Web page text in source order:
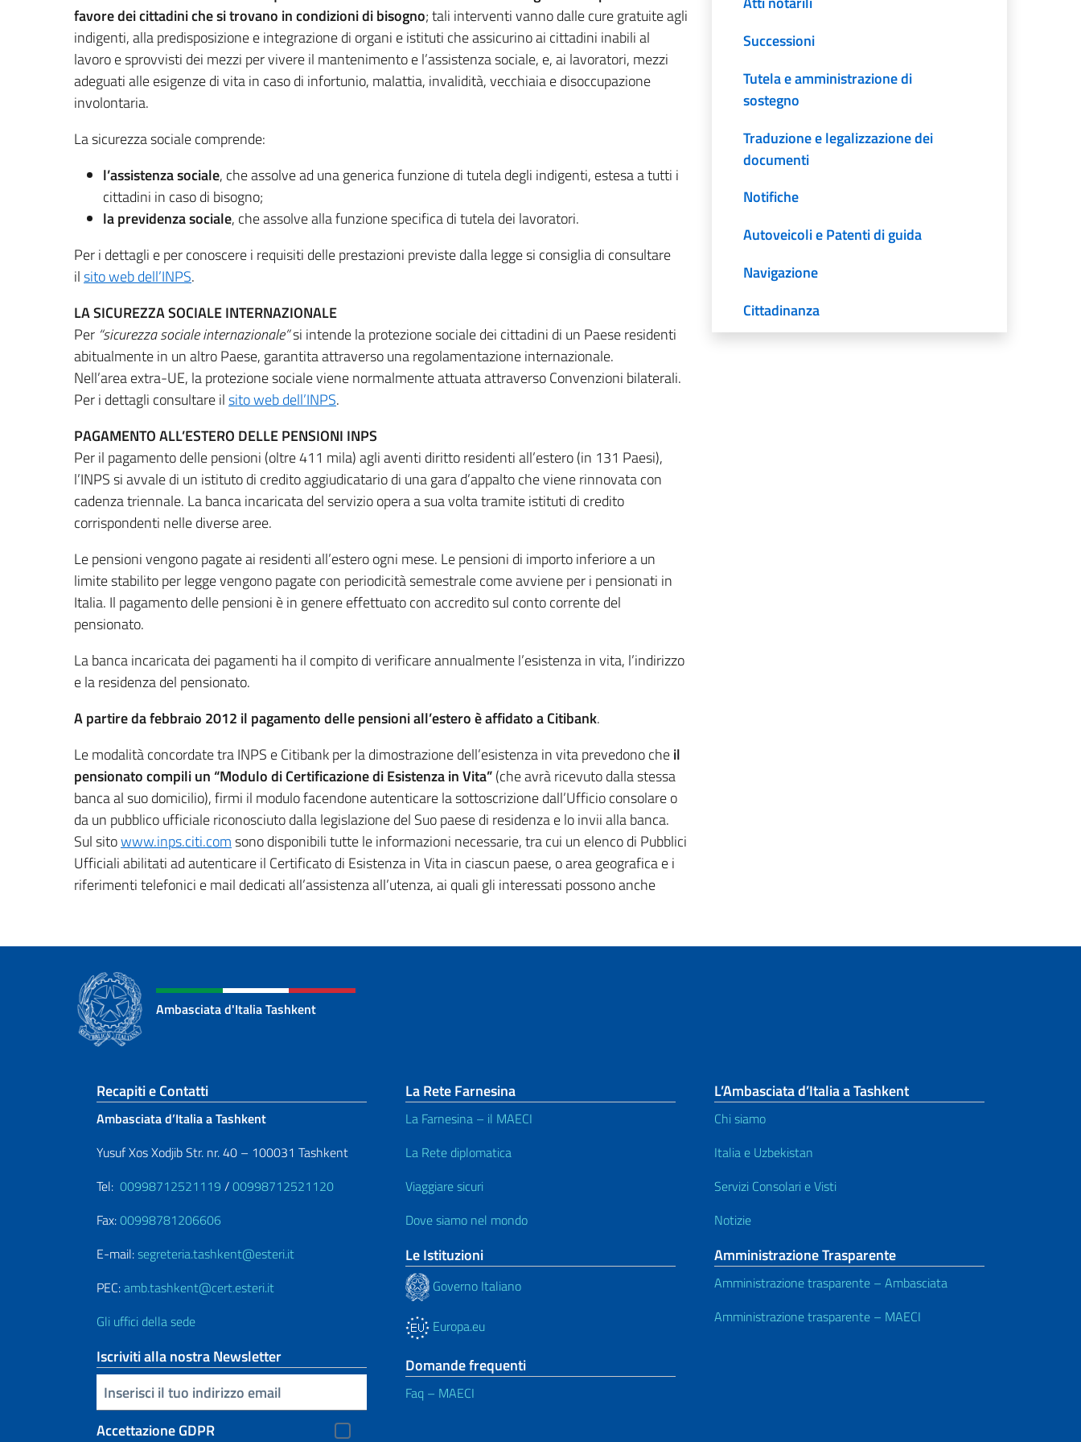
favore dei cittadini che si trovano in condizioni di bisogno; tali interventi vanno dalle cure gratuite agli
indigenti, alla predisposizione e integrazione di organi e istituti che assicurino ai cittadini inabili al
lavoro e sprovvisti dei mezzi per vivere il mantenimento e l’assistenza sociale, e, ai lavoratori, mezzi
adeguati alle esigenze di vita in caso di infortunio, malattia, invalidità, vecchiaia e disoccupazione
involontaria.
La sicurezza sociale comprende:
l’assistenza sociale, che assolve ad una generica funzione di tutela degli indigenti, estesa a tutti i
cittadini in caso di bisogno;
la previdenza sociale, che assolve alla funzione specifica di tutela dei lavoratori.
Per i dettagli e per conoscere i requisiti delle prestazioni previste dalla legge si consiglia di consultare
ilsito web dell’INPS.
LA SICUREZZA SOCIALE INTERNAZIONALE
Per “sicurezza sociale internazionale”si intende la protezione sociale dei cittadini di un Paese residenti
abitualmente in un altro Paese, garantita attraverso una regolamentazione internazionale.
Nell’area extra-UE, la protezione sociale viene normalmente attuata attraverso Convenzioni bilaterali.
Per i dettagli consultare ilsito web dell’INPS.
PAGAMENTO ALL’ESTERO DELLE PENSIONI INPS
Per il pagamento delle pensioni (oltre 411 mila) agli aventi diritto residenti all’estero (in 131 Paesi),
l’INPS si avvale di un istituto di credito aggiudicatario di una gara d’appalto che viene rinnovata con
cadenza triennale. La banca incaricata del servizio opera a sua volta tramite istituti di credito
corrispondenti nelle diverse aree.
Le pensioni vengono pagate ai residenti all’estero ogni mese. Le pensioni di importo inferiore a un
limite stabilito per legge vengono pagate con periodicità semestrale come avviene per i pensionati in
Italia. Il pagamento delle pensioni è in genere effettuato con accredito sul conto corrente del
pensionato.
La banca incaricata dei pagamenti ha il compito di verificare annualmente l’esistenza in vita, l’indirizzo
e la residenza del pensionato.
A partire da febbraio 2012 il pagamento delle pensioni all’estero è affidato a Citibank.
Le modalità concordate tra INPS e Citibank per la dimostrazione dell’esistenza in vita prevedono cheil
pensionato compili un “Modulo di Certificazione di Esistenza in Vita”(che avrà ricevuto dalla stessa
banca al suo domicilio), firmi il modulo facendone autenticare la sottoscrizione dall’Ufficio consolare o
da un pubblico ufficiale riconosciuto dalla legislazione del Suo paese di residenza e lo invii alla banca.
Sul sitowww.inps.citi.comsono disponibili tutte le informazioni necessarie, tra cui un elenco di Pubblici
Ufficiali abilitati ad autenticare il Certificato di Esistenza in Vita in ciascun paese, o area geografica e i
riferimenti telefonici e mail dedicati all’assistenza all’utenza, ai quali gli interessati possono anche
Successioni
Tutela e amministrazione di
sostegno
Traduzione e legalizzazione dei
documenti
Notifiche
Autoveicoli e Patenti di guida
Navigazione
Cittadinanza
Ambasciata d'Italia Tashkent
Sezione footer
Recapiti e Contatti
Ambasciata d’Italia a Tashkent
Yusuf Xos Xodjib Str. nr. 40 – 100031 Tashkent
Tel: 00998712521119 /00998712521120
Fax:00998781206606
E-mail:segreteria.tashkent@esteri.it
PEC:amb.tashkent@cert.esteri.it
Gli uffici della sede
Iscriviti alla nostra Newsletter
Inserisci la tua email
Accettazione GDPR
La Rete Farnesina
La Farnesina – il MAECI
La Rete diplomatica
Viaggiare sicuri
Dove siamo nel mondo
Le Istituzioni
Governo Italiano
Europa.eu
Domande frequenti
Faq – MAECI
L’Ambasciata d’Italia a Tashkent
Chi siamo
Italia e Uzbekistan
Servizi Consolari e Visti
Notizie
Amministrazione Trasparente
Amministrazione trasparente – Ambasciata
Amministrazione trasparente – MAECI